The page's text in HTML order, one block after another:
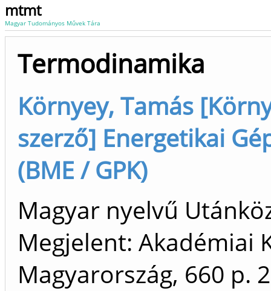
mtmt
Magyar Tudományos Művek Tára
Termodinamika
Környey, Tamás
szerző] Energetikai
(BME / GPK)
Magyar nyelvű
Megjelent: Akadémiai
Magyarország, 660 p.